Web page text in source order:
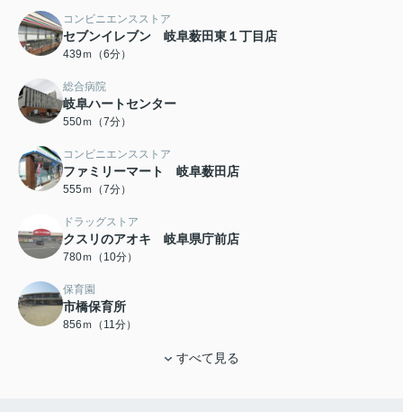
コンビニエンスストア
セブンイレブン 岐阜薮田東１丁目店
439ｍ（6分）
総合病院
岐阜ハートセンター
550ｍ（7分）
コンビニエンスストア
ファミリーマート 岐阜薮田店
555ｍ（7分）
ドラッグストア
クスリのアオキ 岐阜県庁前店
780ｍ（10分）
保育園
市橋保育所
856ｍ（11分）
すべて見る